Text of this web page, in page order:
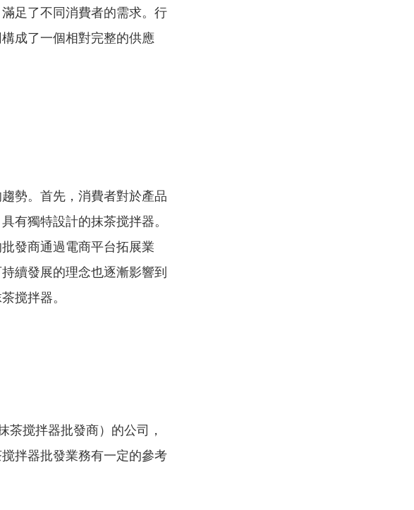
足了不同消費者的需求。行
成了一個相對完整的供應
勢。首先，消費者對於產品
有獨特設計的抹茶搅拌器。
發商通過電商平台拓展業
續發展的理念也逐漸影響到
搅拌器。
搅拌器批發商）的公司，
拌器批發業務有一定的參考